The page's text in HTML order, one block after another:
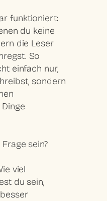
funktioniert:
du keine
die Leser
So
einfach nur,
sondern
sein?
viel
du sein,